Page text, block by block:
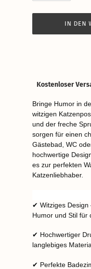
IN DEN
hinzugefügt
Kostenloser
Bringe Humor in
witzigen
und der freche
sorgen für einen
Gästebad, WC
hochwertige
es zur perfekten
Katzenliebhaber.
✔ Witziges Design
Humor und Stil für
✔ Hochwertiger
langlebiges
✔ Perfekte